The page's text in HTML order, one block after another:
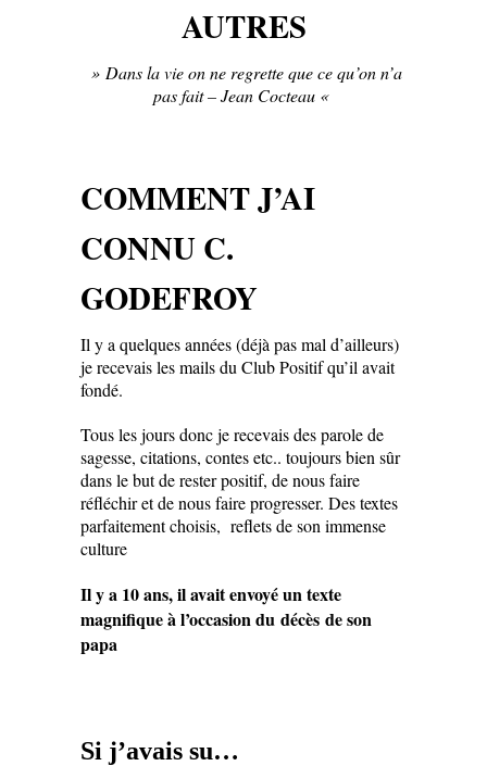
AUTRES
» Dans la vie on ne regrette que ce qu’on n’a
pas fait – Jean Cocteau «
COMMENT J’AI
CONNU C.
GODEFROY
Il y a quelques années (déjà pas mal d’ailleurs)
je recevais les mails du Club Positif qu’il avait
fondé.
Tous les jours donc je recevais des parole de
sagesse, citations, contes etc.. toujours bien sûr
dans le but de rester positif, de nous faire
réfléchir et de nous faire progresser. Des textes
parfaitement choisis, reflets de son immense
culture
Il y a 10 ans, il avait envoyé un texte
magnifique à l’occasion du décès de son
papa
Si j’avais su…